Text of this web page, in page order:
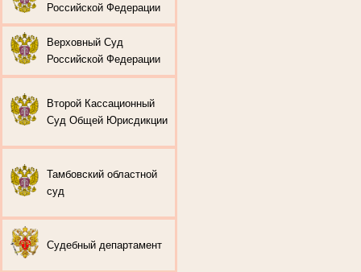
Российской Федерации
Верховный Суд
Российской Федерации
Второй Кассационный
Суд Общей Юрисдикции
Тамбовский областной
суд
Судебный департамент